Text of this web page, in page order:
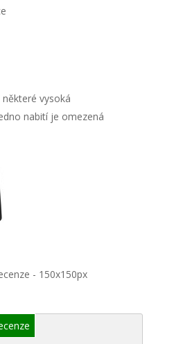
vysoká
nabití je omezená
- 150x150px